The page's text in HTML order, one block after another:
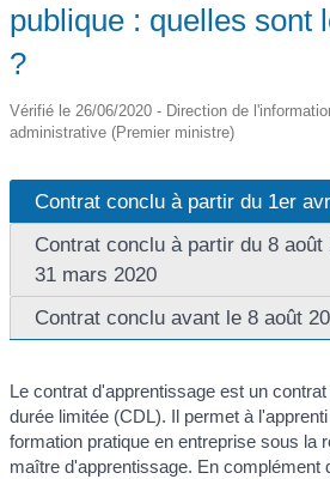
publique : quelles sont
?
Vérifié le 26/06/2020 - Direction de
administrative (Premier ministre)
Contrat conclu à partir du 1er
Contrat conclu à partir du 8 août
31 mars 2020
Contrat conclu avant le 8 août
Le contrat d'apprentissage est un
durée limitée (CDL). Il permet à
formation pratique en entreprise sous la
maître d'apprentissage. En complément